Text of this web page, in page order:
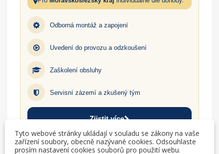
Odborná montáž a zapojení
Uvedení do provozu a odzkoušení
Zaškolení obsluhy
Servisní zázemí a zkušený tým
Zjistit více
Tyto webové stránky ukládají v souladu se zákony na vaše
zařízení soubory, obecně nazývané cookies. Odsouhlaste
prosím nastavení cookies souborů pro použití webu.